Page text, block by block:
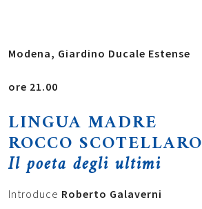
Modena, Giardino Ducale Estense
ore 21.00
LINGUA MADRE
ROCCO SCOTELLARO
Il poeta degli ultimi
Introduce Roberto Galaverni